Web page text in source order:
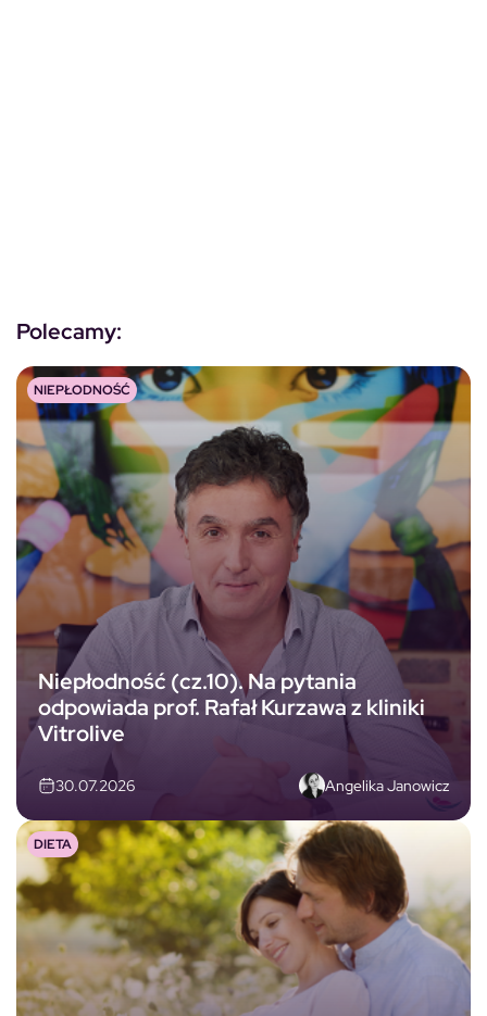
Polecamy:
Niepłodność (cz.10). Na pytania
odpowiada prof. Rafał Kurzawa z kliniki
Vitrolive
30.07.2026 Angelika Janowicz
NIEPŁODNOŚĆ
DIETA